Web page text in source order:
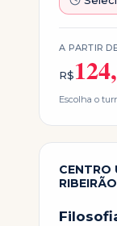
A PARTIR
R$
Escolha o
CENTRO